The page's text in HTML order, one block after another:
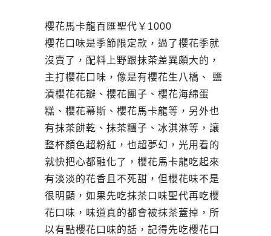
櫻花馬卡龍百匯聖代￥ 1000
櫻花口味是季節限定款，過了櫻花季就
沒賣了，配料上野跟抹茶差異頗大的，
主打櫻花口味，像是有櫻花生八橋、 鹽
漬櫻花花瓣、櫻花團子、櫻花海綿蛋
糕、櫻花幕斯、櫻花馬卡龍等，另外也
有抹茶餅乾、抹茶糰子、冰淇淋等，讓
整杯顏色超粉紅，也超夢幻，光用看的
就快把心都融化了，櫻花馬卡龍吃起來
有淡淡的花香且不死甜，但櫻花味不是
很明顯，如果先吃抹茶口味聖代再吃櫻
花口味，味道真的都會被抹茶蓋掉，所
以有點櫻花口味的話，記得先吃櫻花口